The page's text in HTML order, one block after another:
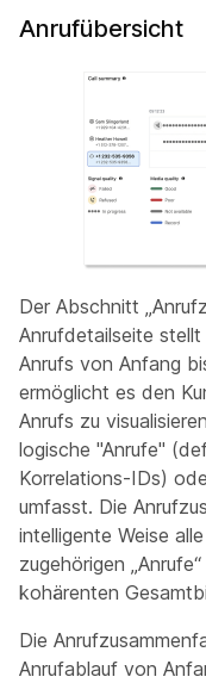
Anrufübersicht
Der Abschnitt
Anrufdetailseite
Anrufs von Anfang
ermöglicht es den
Anrufs zu
logische "Anrufe"
Korrelations-IDs)
umfasst. Die
intelligente Weise
zugehörigen
kohärenten
Die
Anrufablauf von